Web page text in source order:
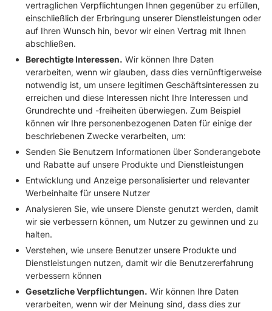
vertraglichen Verpflichtungen Ihnen gegenüber zu erfüllen,
einschließlich der Erbringung unserer Dienstleistungen oder
auf Ihren Wunsch hin, bevor wir einen Vertrag mit Ihnen
abschließen.
Berechtigte Interessen. Wir können Ihre Daten
verarbeiten, wenn wir glauben, dass dies vernünftigerweise
notwendig ist, um unsere legitimen Geschäftsinteressen zu
erreichen und diese Interessen nicht Ihre Interessen und
Grundrechte und -freiheiten überwiegen. Zum Beispiel
können wir Ihre personenbezogenen Daten für einige der
beschriebenen Zwecke verarbeiten, um:
Senden Sie Benutzern Informationen über Sonderangebote
und Rabatte auf unsere Produkte und Dienstleistungen
Entwicklung und Anzeige personalisierter und relevanter
Werbeinhalte für unsere Nutzer
Analysieren Sie, wie unsere Dienste genutzt werden, damit
wir sie verbessern können, um Nutzer zu gewinnen und zu
halten.
Verstehen, wie unsere Benutzer unsere Produkte und
Dienstleistungen nutzen, damit wir die Benutzererfahrung
verbessern können
Gesetzliche Verpflichtungen. Wir können Ihre Daten
verarbeiten, wenn wir der Meinung sind, dass dies zur